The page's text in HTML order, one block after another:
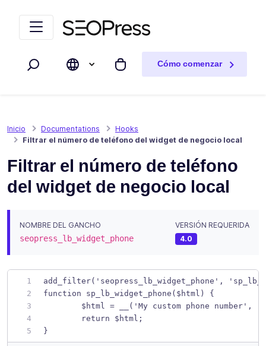
Buscar Mi carrito
Cómo comenzar
Inicio Documentations
Hooks
Filtrar el número de teléfono del widget de negocio local
Filtrar el número de teléfono
del widget de negocio local
NOMBRE DEL GANCHO
seopress_lb_widget_phone
VERSIÓN REQUERIDA
4.0
add_filter('seopress_lb_widget_phone',
function sp_lb_widget_phone($html) {
$html = __('My custom phone number',
	return $html;
}